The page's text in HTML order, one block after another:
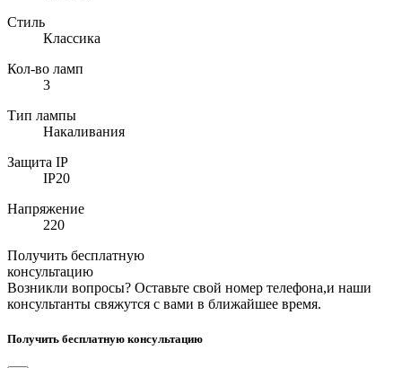
Стиль
Классика
Кол-во ламп
3
Тип лампы
Накаливания
Защита IP
IP20
Напряжение
220
Получить бесплатную
консультацию
Возникли вопросы? Оставьте свой номер телефона,и наши
консультанты свяжутся с вами в ближайшее время.
Получить бесплатную консультацию